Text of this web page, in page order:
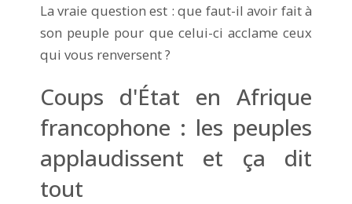
La vraie question est : que faut-il avoir fait à
son peuple pour que celui-ci acclame ceux
qui vous renversent ?
Coups d'État en Afrique
francophone : les peuples
applaudissent et ça dit
tout